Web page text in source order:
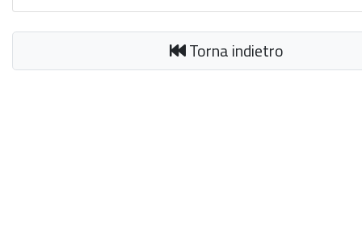
Torna indietro